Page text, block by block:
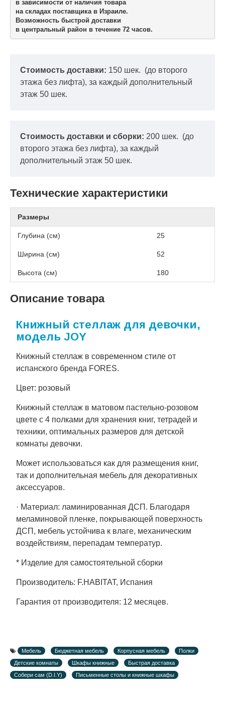
в зависимости от наличия товара
на складах поставщика в Израиле.
Возможность быстрой доставки
в центральный район в течение 72 часов.
Стоимость доставки: 150 шек. (до второго
этажа без лифта), за каждый дополнительный
этаж 50 шек.
Стоимость доставки и сборки: 200 шек. (до
второго этажа без лифта), за каждый
дополнительный этаж 50 шек.
Технические характеристики
Размеры
Глубина (см) 25
Ширина (см) 52
Высота (см) 180
Описание товара
Книжный стеллаж для девочки,
модель JOY
Книжный стеллаж в современном стиле от
испанского бренда FORES.
Цвет: розовый
Книжный стеллаж в матовом пастельно-розовом
цвете с 4 полками для хранения книг, тетрадей и
техники, оптимальных размеров для детской
комнаты девочки.
Может использоваться как для размещения книг,
так и дополнительная мебель для декоративных
аксессуаров.
· Материал: ламинированная ДСП. Благодаря
меламиновой пленке, покрывающей поверхность
ДСП, мебель устойчива к влаге, механическим
воздействиям, перепадам температур.
* Изделие для самостоятельной сборки
Производитель: F.HABITAT, Испания
Гарантия от производителя: 12 месяцев.
Мебель Бюджетная мебель Корпусная мебель
Полки
Детские комнаты
Шкафы книжные
Быстрая доставка
Собери сам (D.I.Y)
Письменные столы и книжные шкафы